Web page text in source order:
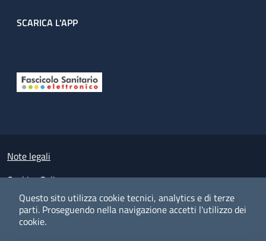
Questo sito utilizza cookie tecnici, analytics e di terze
parti. Proseguendo nella navigazione accetti l'utilizzo dei
cookie.
SCARICA L'APP
Small prints
Note legali
Cookies Policy
Policy privacy e protezione del dato personale
Albo pretorio on-line